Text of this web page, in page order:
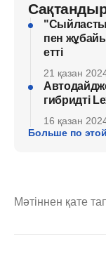
пен
етті
21 қазан
гибридті
16 қазан
Больше по
Мәтіннен қате